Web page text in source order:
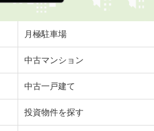
月極駐車場
中古マンション
中古一戸建て
投資物件を探す